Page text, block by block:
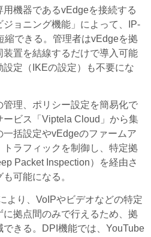
機器であるvEdgeを接続する
ョニング機能」によって、IP-
縮できる。管理者はvEdgeを拠
置を結線するだけで導入可能
定（IKEの設定）も不要にな
理、ポリシー設定を簡易化で
ービス「Viptela Cloud」から集
括設定やvEdgeのファームア
ラフィックを制御し、特定拠
Packet Inspection）を経由さ
可能になる。
り、VoIPやビデオなどの特定
拠点間のみで行えるため、拠
きる。DPI機能では、YouTube